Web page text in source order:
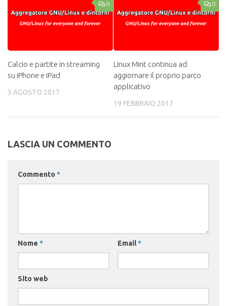
0
Calcio e partite in streaming
su iPhone e iPad
3 AGOSTO 2017
0
Linux Mint continua ad
aggiornare il proprio parco
applicativo
19 FEBBRAIO 2017
LASCIA UN COMMENTO
Commento *
Nome * Email*
Sito web